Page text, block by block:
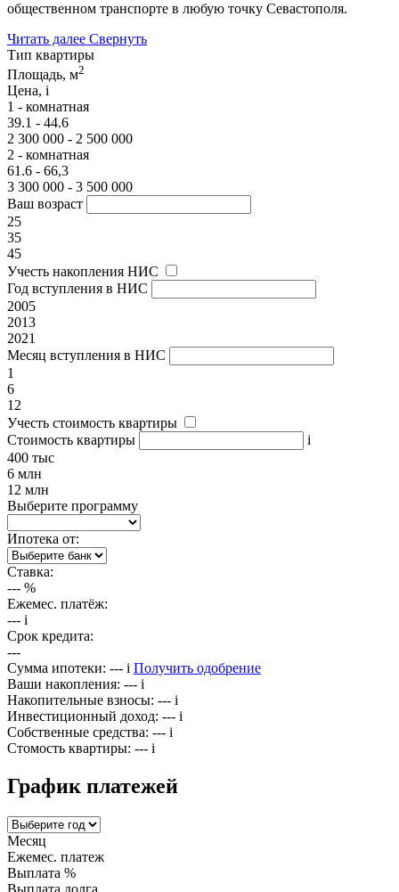
общественном транспорте в любую точку Севастополя.
Читать далее Свернуть
Тип квартиры
Площадь, м2
Цена, i
1 - комнатная
39.1 - 44.6
2 300 000 - 2 500 000
2 - комнатная
61.6 - 66,3
3 300 000 - 3 500 000
Ваш возраст
25
35
45
Учесть накопления НИС
Год вступления в НИС
2005
2013
2021
Месяц вступления в НИС
1
6
12
Учесть стоимость квартиры
Стоимость квартиры
i
400 тыс
6 млн
12 млн
Выберите программу
Ипотека от:
Ставка:
--- %
Ежемес. платёж:
--- i
Срок кредита:
---
Сумма ипотеки: --- i Получить одобрение
Ваши накопления: --- i
Накопительные взносы: --- i
Инвестиционный доход: --- i
Собственные средства: --- i
Стомость квартиры: --- i
График платежей
Месяц
Ежемес. платеж
Выплата %
Выплата долга